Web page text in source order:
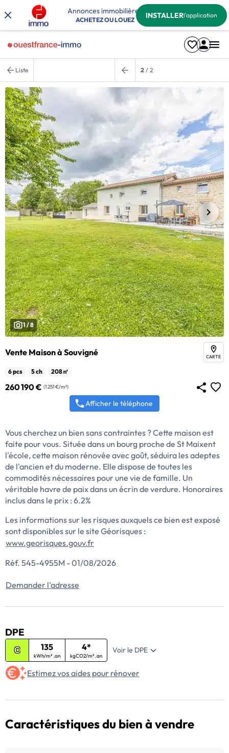
Annonces immobilières
ACHETEZ OU LOUEZ INSTALLERl'application
Liste 2 / 2
1 / 8
Vente Maison à Souvigné CARTE
6 pcs 5 ch 208㎡
260 190 € (1 251 €/m²)
Afficher le téléphone
Vous cherchez un bien sans contraintes ? Cette maison est
faite pour vous. Située dans un bourg proche de St Maixent
l'école, cette maison rénovée avec goût, séduira les adeptes
de l'ancien et du moderne. Elle dispose de toutes les
commodités nécessaires pour une vie de famille. Un
véritable havre de paix dans un écrin de verdure. Honoraires
inclus dans le prix : 6.2%
Les informations sur les risques auxquels ce bien est exposé
sont disponibles sur le site Géorisques :
www.georisques.gouv.fr
Réf. 545-4955M - 01/08/2026
Demander l'adresse
DPE
C 135
kWh/m² .an
4*
kgCO2/m² .an
Voir le DPE
Estimez vos aides pour rénover
Caractéristiques du bien à vendre